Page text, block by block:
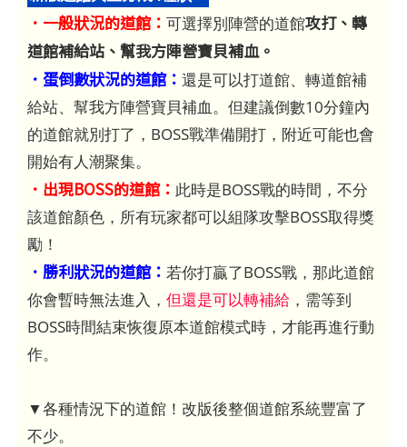
．一般狀況的道館： 可選擇別陣營的道館攻打、轉
道館補給站、幫我方陣營寶貝補血。
．蛋倒數狀況的道館： 還是可以打道館、轉道館補
給站、幫我方陣營寶貝補血。但建議倒數10分鐘內
的道館就別打了，BOSS戰準備開打，附近可能也會
開始有人潮聚集。
．出現BOSS的道館： 此時是BOSS戰的時間，不分
該道館顏色，所有玩家都可以組隊攻擊BOSS取得獎
勵！
．勝利狀況的道館： 若你打贏了BOSS戰，那此道館
你會暫時無法進入， 但還是可以轉補給 ，需等到
BOSS時間結束恢復原本道館模式時，才能再進行動
作。
▼各種情況下的道館！改版後整個道館系統豐富了
不少。